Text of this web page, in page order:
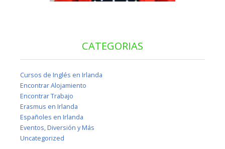
CATEGORIAS
Cursos de Inglés en Irlanda
Encontrar Alojamiento
Encontrar Trabajo
Erasmus en Irlanda
Españoles en Irlanda
Eventos, Diversión y Más
Uncategorized